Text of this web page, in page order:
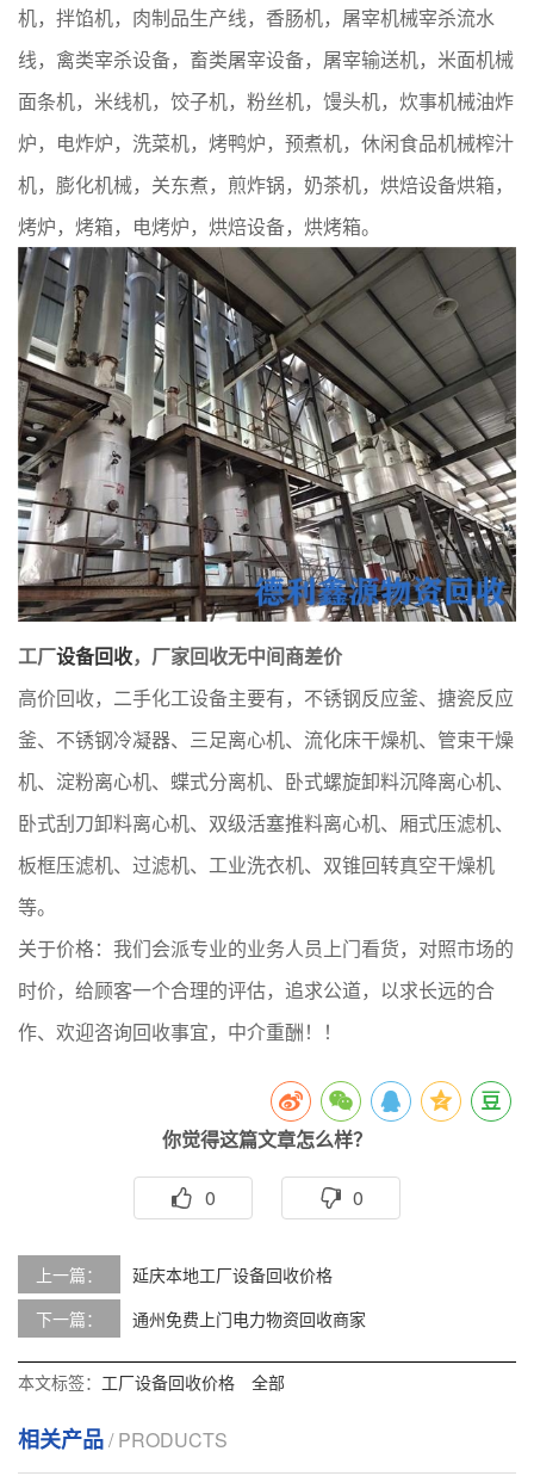
机，拌馅机，肉制品生产线，香肠机，屠宰机械宰杀流水
线，禽类宰杀设备，畜类屠宰设备，屠宰输送机，米面机械
面条机，米线机，饺子机，粉丝机，馒头机，炊事机械油炸
炉，电炸炉，洗菜机，烤鸭炉，预煮机，休闲食品机械榨汁
机，膨化机械，关东煮，煎炸锅，奶茶机，烘焙设备烘箱，
烤炉，烤箱，电烤炉，烘焙设备，烘烤箱。
工厂设备回收，厂家回收无中间商差价
高价回收，二手化工设备主要有，不锈钢反应釜、搪瓷反应
釜、不锈钢冷凝器、三足离心机、流化床干燥机、管束干燥
机、淀粉离心机、蝶式分离机、卧式螺旋卸料沉降离心机、
卧式刮刀卸料离心机、双级活塞推料离心机、厢式压滤机、
板框压滤机、过滤机、工业洗衣机、双锥回转真空干燥机
等。
关于价格：我们会派专业的业务人员上门看货，对照市场的
时价，给顾客一个合理的评估，追求公道，以求长远的合
作、欢迎咨询回收事宜，中介重酬！！
你觉得这篇文章怎么样？
0 0
上一篇：
延庆本地工厂设备回收价格
下一篇：
通州免费上门电力物资回收商家
本文标签： 工厂设备回收价格 全部
相关产品/ PRODUCTS